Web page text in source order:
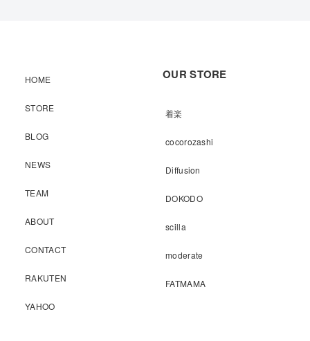
HOME
STORE
BLOG
NEWS
TEAM
ABOUT
CONTACT
RAKUTEN
YAHOO
OUR STORE
着楽
cocorozashi
Diffusion
DOKODO
scilla
moderate
FATMAMA